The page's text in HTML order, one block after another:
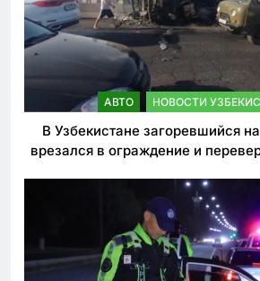
АВТО НОВОСТИ
В Узбекистане загоревшийся
врезался в ограждение и